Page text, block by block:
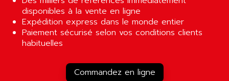
SIMATIC-S5
SIMATIC FIELD PG
LOGO!
RJ3
ARGOLUX AS
AIRELEC
AIRMASTER R1
AIRMASTER R1HMI
AIRPES
disponibles à la vente en ligne
Expédition express dans le monde entier
Paiement sécurisé selon vos conditions clients
habituelles
Commandez en ligne